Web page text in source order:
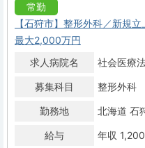
常勤
【石狩市】整形外科／新規
最大2,000万円
求人病院名
社会医療
募集科目 整形外科
勤務地 北海道 石
給与 年収